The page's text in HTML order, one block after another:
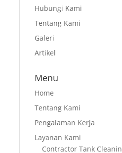
Hubungi Kami
Tentang Kami
Galeri
Artikel
Menu
Home
Tentang Kami
Pengalaman Kerja
Layanan Kami
Contractor Tank